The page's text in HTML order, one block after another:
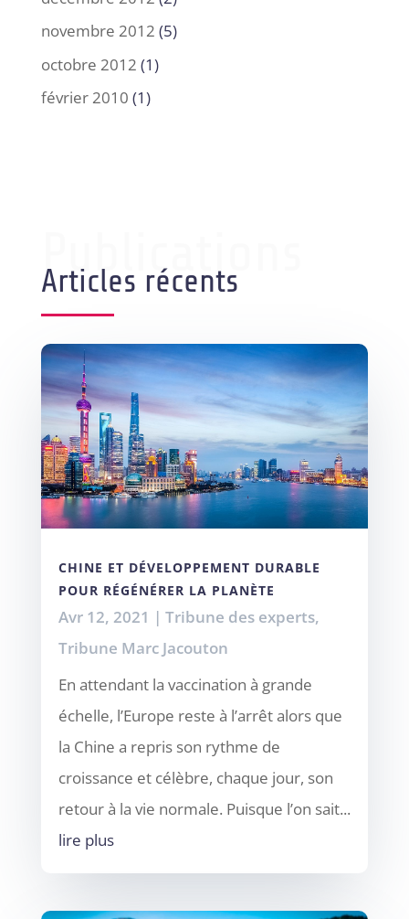
novembre 2012 (5)
octobre 2012 (1)
février 2010 (1)
Publications
Articles récents
CHINE ET DÉVELOPPEMENT DURABLE
POUR RÉGÉNÉRER LA PLANÈTE
Avr 12, 2021 | Tribune des experts,
Tribune Marc Jacouton
En attendant la vaccination à grande
échelle, l’Europe reste à l’arrêt alors que
la Chine a repris son rythme de
croissance et célèbre, chaque jour, son
retour à la vie normale. Puisque l’on sait...
lire plus